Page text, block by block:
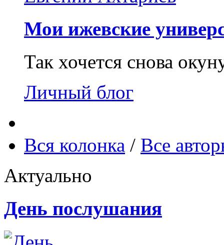
Мои ижевские
Так хочется снова
Личный блог
Вся колонка / Все
Актуально
День послушания